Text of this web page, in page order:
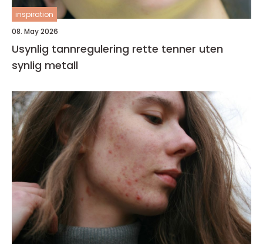
inspiration
08. May 2026
Usynlig tannregulering rette tenner uten
synlig metall